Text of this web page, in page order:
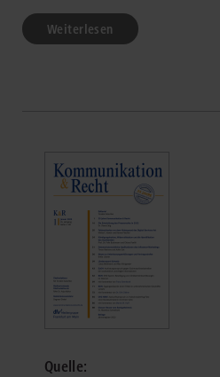
Weiterlesen
Quelle: